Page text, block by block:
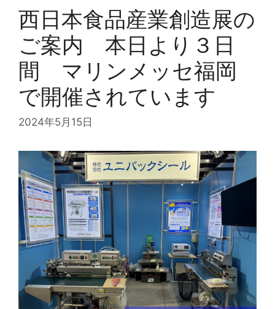
西日本食品産業創造展の
ご案内 本日より３日
間 マリンメッセ福岡
で開催されています
2024年5月15日